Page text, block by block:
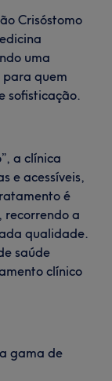
Crisóstomo
uma
quem
sofisticação.​
a clínica
e acessíveis,
é
recorrendo a
qualidade.
saúde
clínico
gama de